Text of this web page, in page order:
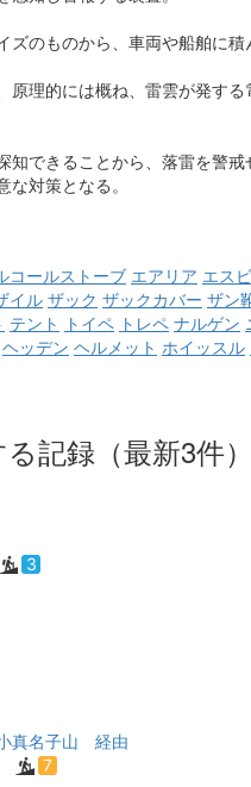
のものから、車両や船舶に
原理的には概ね、雷雲が発す
知できることから、落雷を警
対策となる。
コールストーブ エアリア エス
イル ザック ザックカバー ザン
テント トイペ トレペ ナルゲン
ヘッデン ヘルメット ホイッスル
記録（最新3件）
3
真名子山 経由
7